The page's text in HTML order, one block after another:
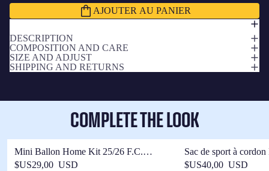
AJOUTER AU PANIER
DESCRIPTION
COMPOSITION AND CARE
SIZE AND ADJUST
SHIPPING AND RETURNS
COMPLETE THE LOOK
Mini Ballon Home Kit 25/26 F.C.
Barcelone
$US29,00 USD
Sac de sport à
extérieure F.C
$US40,00 USD